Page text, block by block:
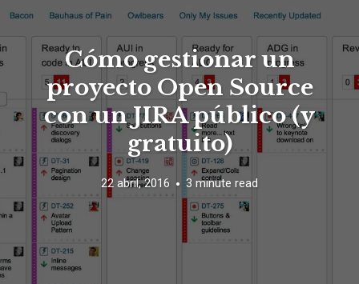
Cómo gestionar un
proyecto Open Source
con un JIRA público (y
gratuito)
22 abril, 2016 3 minute read